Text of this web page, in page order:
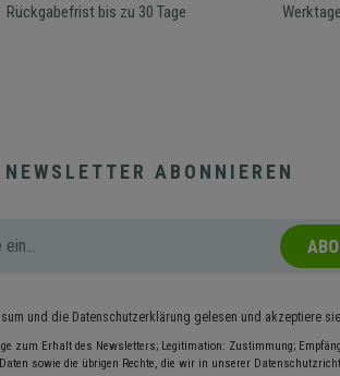
Rückgabefrist bis zu 30 Tage
NEWSLETTER ABONNIEREN
und die Datenschutzerklärung gelesen und akzeptiere sie
zum Erhalt des Newsletters; Legitimation: Zustimmung;
sowie die übrigen Rechte, die wir in unserer